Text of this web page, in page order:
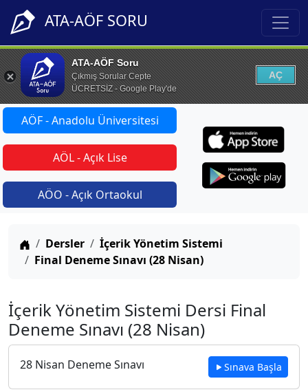
ATA-AÖF SORU
ATA-AÖF Soru
Çıkmış Sorular Cepte
ÜCRETSİZ - Google Play'de
AÇ
AÖF - Anadolu Üniversitesi
AÖL - Açık Lise
AÖO - Açık Ortaokul
Anasayfa
Dersler
İçerik Yönetim Sistemi
Final Deneme Sınavı (28 Nisan)
İçerik Yönetim Sistemi Dersi Final
Deneme Sınavı (28 Nisan)
28 Nisan Deneme Sınavı Sınava Başla